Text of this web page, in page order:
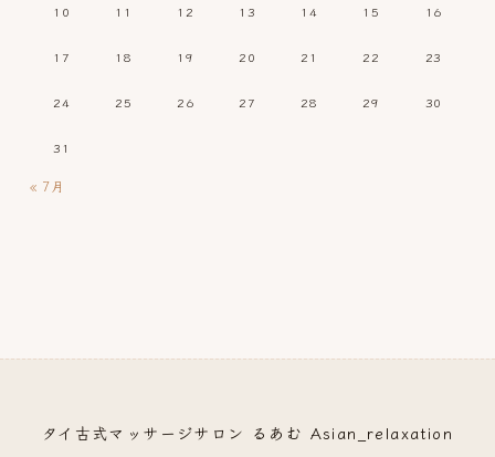
10 11 12 13 14 15 16
17 18 19 20 21 22 23
24 25 26 27 28 29 30
31
« 7月
タイ古式マッサージサロン るあむ Asian_relaxation